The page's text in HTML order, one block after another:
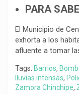
PARA
El Municipio de
exhorta a los
afluente a tomar
Tags: Barrios,
lluvias intensas,
Zamora Chinchipe,